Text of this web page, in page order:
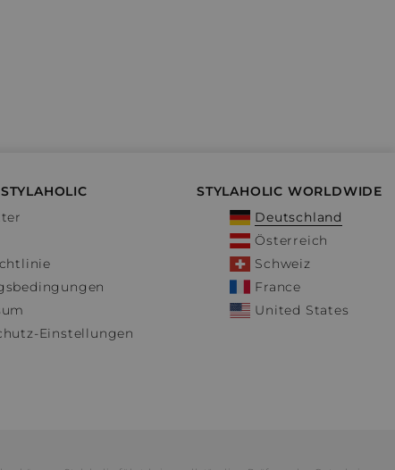
Einstellungen
STYLAHOLIC WORLDWIDE
Deutschland
Österreich
Schweiz
France
United States